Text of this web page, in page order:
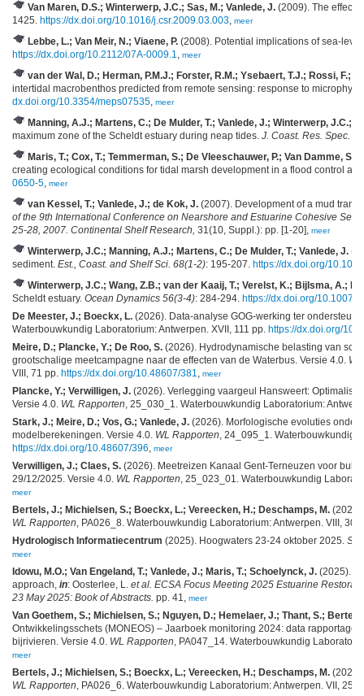
Van Maren, D.S.; Winterwerp, J.C.; Sas, M.; Vanlede, J. (2009). The effect
1425. https://dx.doi.org/10.1016/j.csr.2009.03.003 meer
Lebbe, L.; Van Meir, N.; Viaene, P. (2008). Potential implications of sea-
https://dx.doi.org/10.2112/07A-0009.1
meer
van der Wal, D.; Herman, P.M.J.; Forster, R.M.; Ysebaert, T.J.; Rossi, F.;
intertidal macrobenthos predicted from remote sensing: response to
dx.doi.org/10.3354/meps07535 meer
Manning, A.J.; Martens, C.; De Mulder, T.; Vanlede, J.; Winterwerp, J.C.;
maximum zone of the Scheldt estuary during neap tides. J. Coast. Res. Spec.
Maris, T.; Cox, T.; Temmerman, S.; De Vleeschauwer, P.; Van Damme, S.;
creating ecological conditions for tidal marsh development in a flood control
0650-5 meer
van Kessel, T.; Vanlede, J.; de Kok, J. (2007). Development of a mud
of the 9th International Conference on Nearshore and Estuarine Cohesive
25-28, 2007. Continental Shelf Research, 31(10, Suppl.): pp. [1-20], meer
Winterwerp, J.C.; Manning, A.J.; Martens, C.; De Mulder, T.; Vanlede, J.
sediment. Est., Coast. and Shelf Sci. 68(1-2): 195-207. https://dx.doi.org/
Winterwerp, J.C.; Wang, Z.B.; van der Kaaij, T.; Verelst, K.; Bijlsma, A.;
Scheldt estuary. Ocean Dynamics 56(3-4): 284-294. https://dx.doi.org/10.1007/
De Meester, J.; Boeckx, L. (2026). Data-analyse GOG-werking ter
Waterbouwkundig Laboratorium: Antwerpen. XVII, 111 pp. https://dx.doi.org/
Meire, D.; Plancke, Y.; De Roo, S. (2026). Hydrodynamische belasting van
grootschalige meetcampagne naar de effecten van de Waterbus. Versie 4.0.
VIII, 71 pp. https://dx.doi.org/10.48607/381 meer
Plancke, Y.; Verwilligen, J. (2026). Verlegging vaargeul Hansweert:
Versie 4.0. WL Rapporten , 25_030_1. Waterbouwkundig Laboratorium:
Stark, J.; Meire, D.; Vos, G.; Vanlede, J. (2026). Morfologische evoluties
modelberekeningen. Versie 4.0. WL Rapporten , 24_095_1. Waterbouwkundig
https://dx.doi.org/10.48607/396
meer
Verwilligen, J.; Claes, S. (2026). Meetreizen Kanaal Gent-Terneuzen voor
29/12/2025. Versie 4.0. WL Rapporten , 25_023_01. Waterbouwkundig
meer
Bertels, J.; Michielsen, S.; Boeckx, L.; Vereecken, H.; Deschamps, M.
WL Rapporten , PA026_8. Waterbouwkundig Laboratorium: Antwerpen. VIII, 30
Hydrologisch Informatiecentrum (2025). Hoogwaters 23-24 oktober 2025.
meer
Idowu, M.O.; Van Engeland, T.; Vanlede, J.; Maris, T.; Schoelynck, J. (2025).
approach, in: Oosterlee, L. et al. ECSA Focus Meeting 2025 Estuarine
23 May 2025: Book of Abstracts. pp. 41, meer
Van Goethem, S.; Michielsen, S.; Nguyen, D.; Hemelaer, J.; Thant, S.;
Ontwikkelingsschets (MONEOS) – Jaarboek monitoring 2024: data
bijrivieren. Versie 4.0. WL Rapporten , PA047_14. Waterbouwkundig
meer
Bertels, J.; Michielsen, S.; Boeckx, L.; Vereecken, H.; Deschamps, M.
WL Rapporten , PA026_6. Waterbouwkundig Laboratorium: Antwerpen. VII, 25